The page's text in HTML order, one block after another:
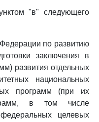
"в" следующего
по развитию
заключения в
развития отдельных
национальных
программ (при их
в том числе
целевых